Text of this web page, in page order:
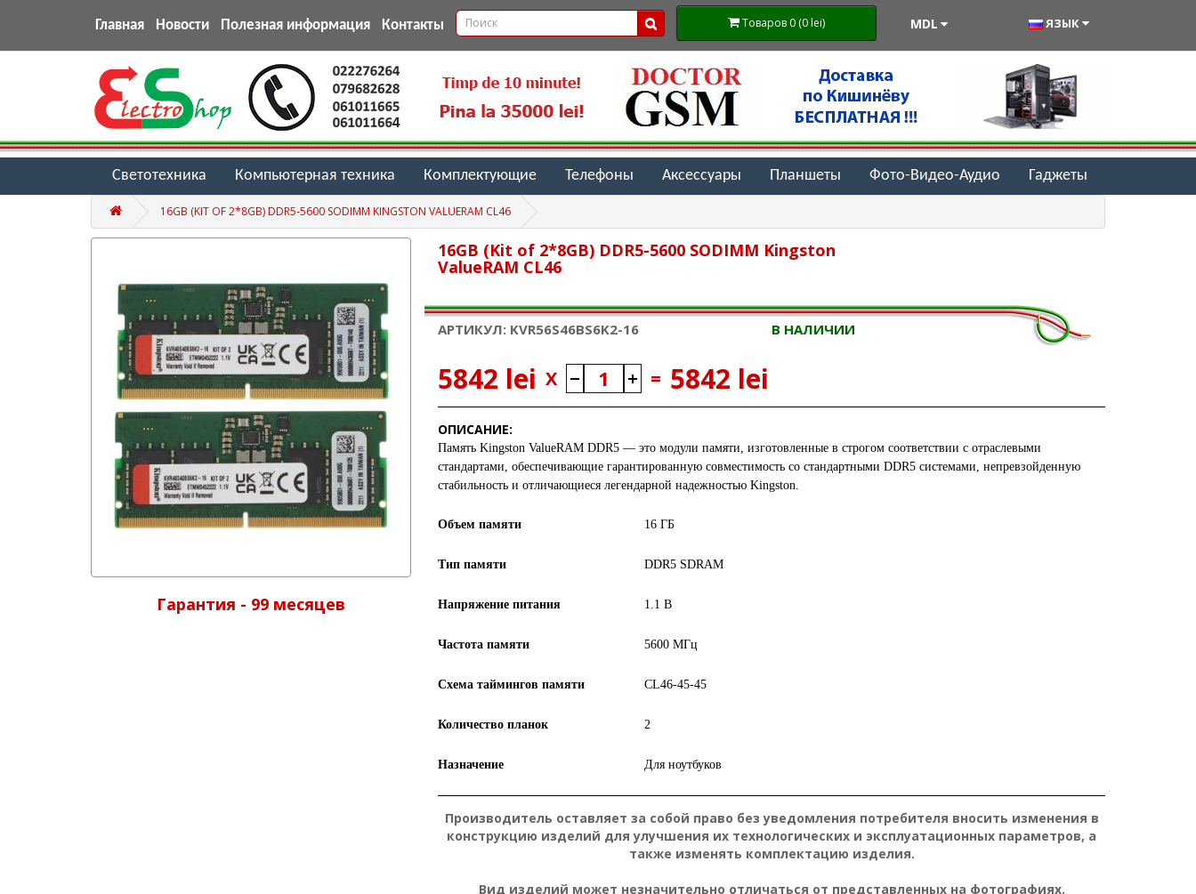
Главная Новости Полезная информация Контакты Товаров 0 (0 lei) MDL ЯЗЫК
Светотехника Компьютерная техника Комплектующие Телефоны Аксессуары Планшеты Фото-Видео-Аудио Гаджеты
16GB (KIT OF 2*8GB) DDR5-5600 SODIMM KINGSTON VALUERAM CL46
Гарантия - 99 месяцев
16GB (Kit of 2*8GB) DDR5-5600 SODIMM Kingston
ValueRAM CL46
АРТИКУЛ: KVR56S46BS6K2-16 В НАЛИЧИИ
5842 lei X = 5842 lei
ОПИСАНИЕ:
Память Kingston ValueRAM DDR5 — это модули памяти, изготовленные в строгом соответствии с отраслевыми
стандартами, обеспечивающие гарантированную совместимость со стандартными DDR5 системами, непревзойденную
стабильность и отличающиеся легендарной надежностью Kingston
Объем памяти 16 ГБ
Тип памяти DDR5 SDRAM
Напряжение питания 1.1 В
Частота памяти 5600 МГц
Схема таймингов памяти CL46-45-45
Количество планок 2
Назначение Для ноутбуков
Производитель оставляет за собой право без уведомления потребителя вносить изменения в
конструкцию изделий для улучшения их технологических и эксплуатационных параметров, а
также изменять комплектацию изделия.
Вид изделий может незначительно отличаться от представленных на фотографиях.